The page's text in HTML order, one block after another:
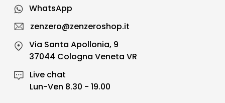
WhatsApp
zenzero@zenzeroshop.it
Via Santa Apollonia, 9
37044 Cologna Veneta VR
Live chat
Lun-Ven 8.30 - 19.00